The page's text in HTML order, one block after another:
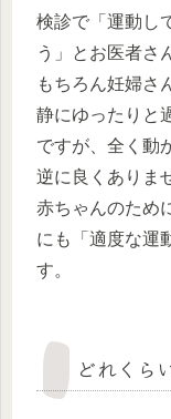
検診で「運動し
う」とお医者さ
もちろん妊婦さ
静にゆったりと
ですが、全く動
逆に良くありま
赤ちゃんのため
にも「適度な運
す。
どれくら